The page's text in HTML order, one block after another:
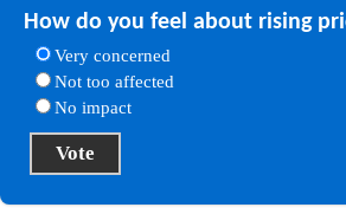
How do you feel about rising
Very concerned
Not too affected
No impact